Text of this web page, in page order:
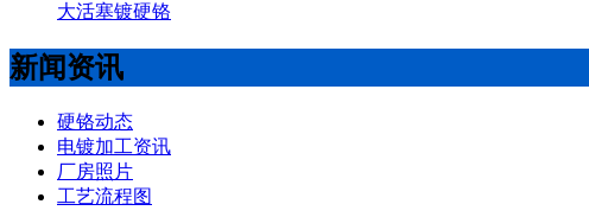
大活塞镀硬铬
新闻资讯
硬铬动态
电镀加工资讯
厂房照片
工艺流程图